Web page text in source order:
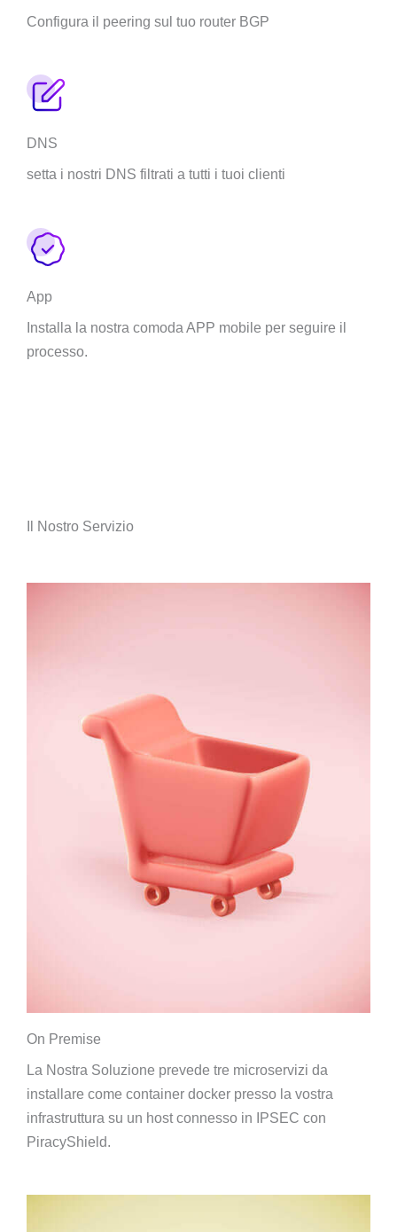
Configura il peering sul tuo router BGP
DNS
setta i nostri DNS filtrati a tutti i tuoi clienti
App
Installa la nostra comoda APP mobile per seguire il
processo.
Il Nostro Servizio
On Premise
La Nostra Soluzione prevede tre microservizi da
installare come container docker presso la vostra
infrastruttura su un host connesso in IPSEC con
PiracyShield.